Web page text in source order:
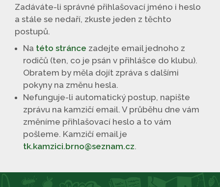
Zadáváte-li správné přihlašovací jméno i heslo
a stále se nedaří, zkuste jeden z těchto
postupů.
Na této stránce zadejte email jednoho z
rodičů (ten, co je psán v přihlášce do klubu).
Obratem by měla dojít zpráva s dalšími
pokyny na změnu hesla.
Nefunguje-li automatický postup, napište
zprávu na kamzičí email. V průběhu dne vám
změníme přihlašovací heslo a to vám
pošleme. Kamzičí email je
tk.kamzici.brno@seznam.cz.